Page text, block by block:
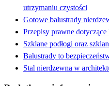
utrzymaniu czystości
Gotowe balustrady
Przepisy prawne dotyczące
Szklane podłogi oraz
Balustrady to
Stal nierdzewna w